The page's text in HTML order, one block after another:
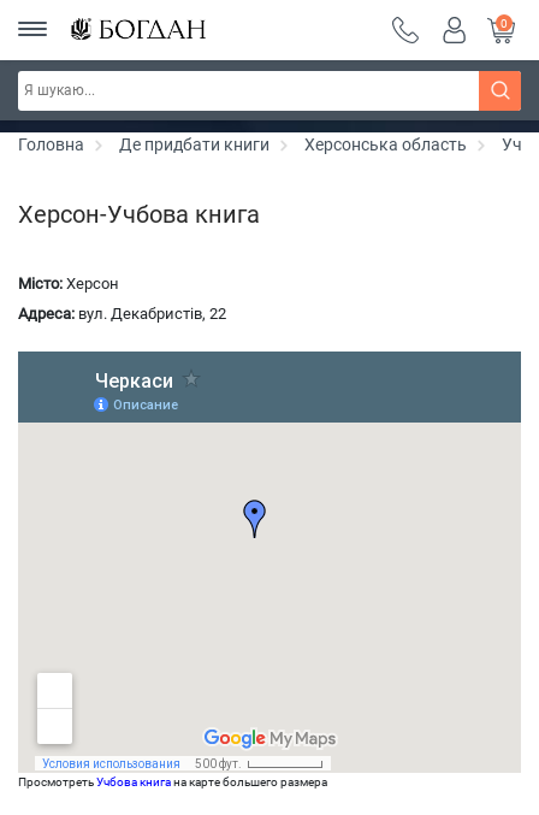
РОЗПРОДАЖ ~ 150 грн ~ 200 грн ~ 250 грн ~
300 грн ~ РОЗПРОДАЖ
Дізнатись більше
0
Головна Де придбати книги Херсонська область
Херсон-Учбова книга
Місто: Херсон
Адреса: вул. Декабристів, 22
ПросмотретьУчбова книгана карте большего размера